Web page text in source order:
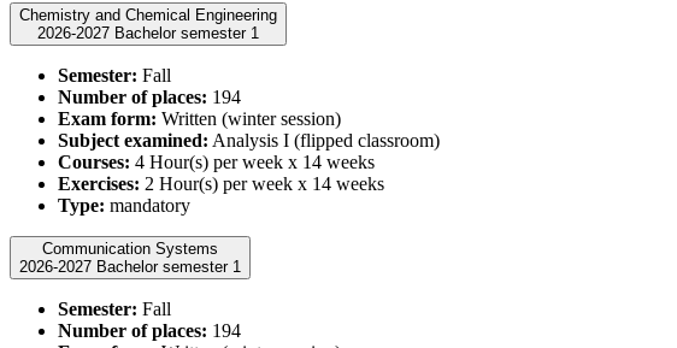
Chemistry and Chemical Engineering
2026-2027 Bachelor semester 1
Semester: Fall
Number of places: 194
Exam form: Written (winter session)
Subject examined: Analysis I (flipped classroom)
Courses: 4 Hour(s) per week x 14 weeks
Exercises: 2 Hour(s) per week x 14 weeks
Type: mandatory
Communication Systems
2026-2027 Bachelor semester 1
Semester: Fall
Number of places: 194